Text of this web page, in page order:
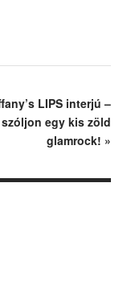
LIPS interjú –
szóljon egy kis zöld
glamrock! »